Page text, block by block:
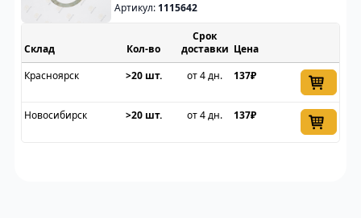
Артикул: 1115642
Склад
Срок
доставки Цена
Красноярск
>20 шт. от 4 дн. 137₽
Новосибирск >20 шт. от 4 дн. 137₽